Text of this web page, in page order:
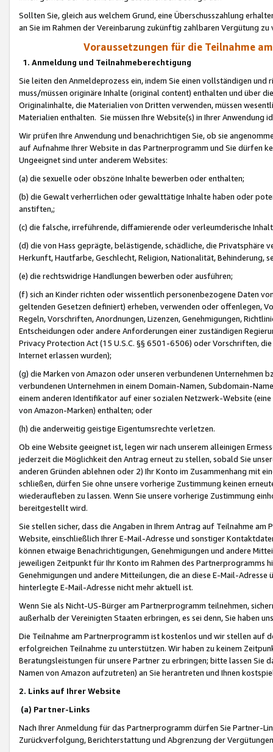
Sollten Sie, gleich aus welchem Grund, eine Überschusszahlung
an Sie im Rahmen der Vereinbarung zukünftig zahlbaren Vergütung zu
Voraussetzungen für die Teilnahme
1. Anmeldung und Teilnahmeberechtigung
Sie leiten den Anmeldeprozess ein, indem Sie einen vollständigen
muss/müssen originäre Inhalte (original content) enthalten und über
Originalinhalte, die Materialien von Dritten verwenden, müssen
Materialien enthalten. Sie müssen Ihre Website(s) in Ihrer Anwendung
Wir prüfen Ihre Anwendung und benachrichtigen Sie, ob sie
auf Aufnahme Ihrer Website in das Partnerprogramm und Sie dürfen
Ungeeignet sind unter anderem Websites:
(a) die sexuelle oder obszöne Inhalte bewerben oder enthalten;
(b) die Gewalt verherrlichen oder gewalttätige Inhalte haben oder
anstiften,;
(c) die falsche, irreführende, diffamierende oder verleumderische
(d) die von Hass geprägte, belästigende, schädliche, die Privatsphäre
Herkunft, Hautfarbe, Geschlecht, Religion, Nationalität, Behinderung,
(e) die rechtswidrige Handlungen bewerben oder ausführen;
(f) sich an Kinder richten oder wissentlich personenbezogene Daten
geltenden Gesetzen definiert) erheben, verwenden oder offenlegen,
Regeln, Vorschriften, Anordnungen, Lizenzen, Genehmigungen,
Entscheidungen oder andere Anforderungen einer zuständigen
Privacy Protection Act (15 U.S.C. §§ 6501-6506) oder Vorschriften,
Internet erlassen wurden);
(g) die Marken von Amazon oder unseren verbundenen Unternehmen
verbundenen Unternehmen in einem Domain-Namen, Subdomain-
einem anderen Identifikator auf einer sozialen Netzwerk-Website
von Amazon-Marken) enthalten; oder
(h) die anderweitig geistige Eigentumsrechte verletzen.
Ob eine Website geeignet ist, legen wir nach unserem alleinigen
jederzeit die Möglichkeit den Antrag erneut zu stellen, sobald Sie
anderen Gründen ablehnen oder 2) Ihr Konto im Zusammenhang mit
schließen, dürfen Sie ohne unsere vorherige Zustimmung keinen
wiederaufleben zu lassen. Wenn Sie unsere vorherige Zustimmung
bereitgestellt wird.
Sie stellen sicher, dass die Angaben in Ihrem Antrag auf Teilnahme
Website, einschließlich Ihrer E-Mail-Adresse und sonstiger
können etwaige Benachrichtigungen, Genehmigungen und andere
jeweiligen Zeitpunkt für Ihr Konto im Rahmen des Partnerprogramms
Genehmigungen und andere Mitteilungen, die an diese E-Mail-
hinterlegte E-Mail-Adresse nicht mehr aktuell ist.
Wenn Sie als Nicht-US-Bürger am Partnerprogramm teilnehmen,
außerhalb der Vereinigten Staaten erbringen, es sei denn, Sie haben
Die Teilnahme am Partnerprogramm ist kostenlos und wir stellen auf
erfolgreichen Teilnahme zu unterstützen. Wir haben zu keinem
Beratungsleistungen für unsere Partner zu erbringen; bitte lassen Sie
Namen von Amazon aufzutreten) an Sie herantreten und Ihnen
2. Links auf Ihrer Website
(a) Partner-Links
Nach Ihrer Anmeldung für das Partnerprogramm dürfen Sie Partner-
Zurückverfolgung, Berichterstattung und Abgrenzung der